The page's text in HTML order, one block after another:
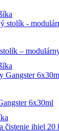
–
6x30ml